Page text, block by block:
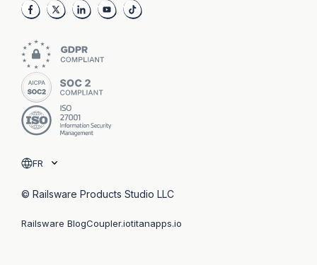
FR
Railsware BlogCoupler.iotitanapps.io
© Railsware Products Studio LLC